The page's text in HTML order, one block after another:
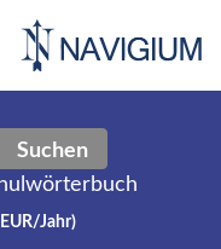
Suchen
Jahr)